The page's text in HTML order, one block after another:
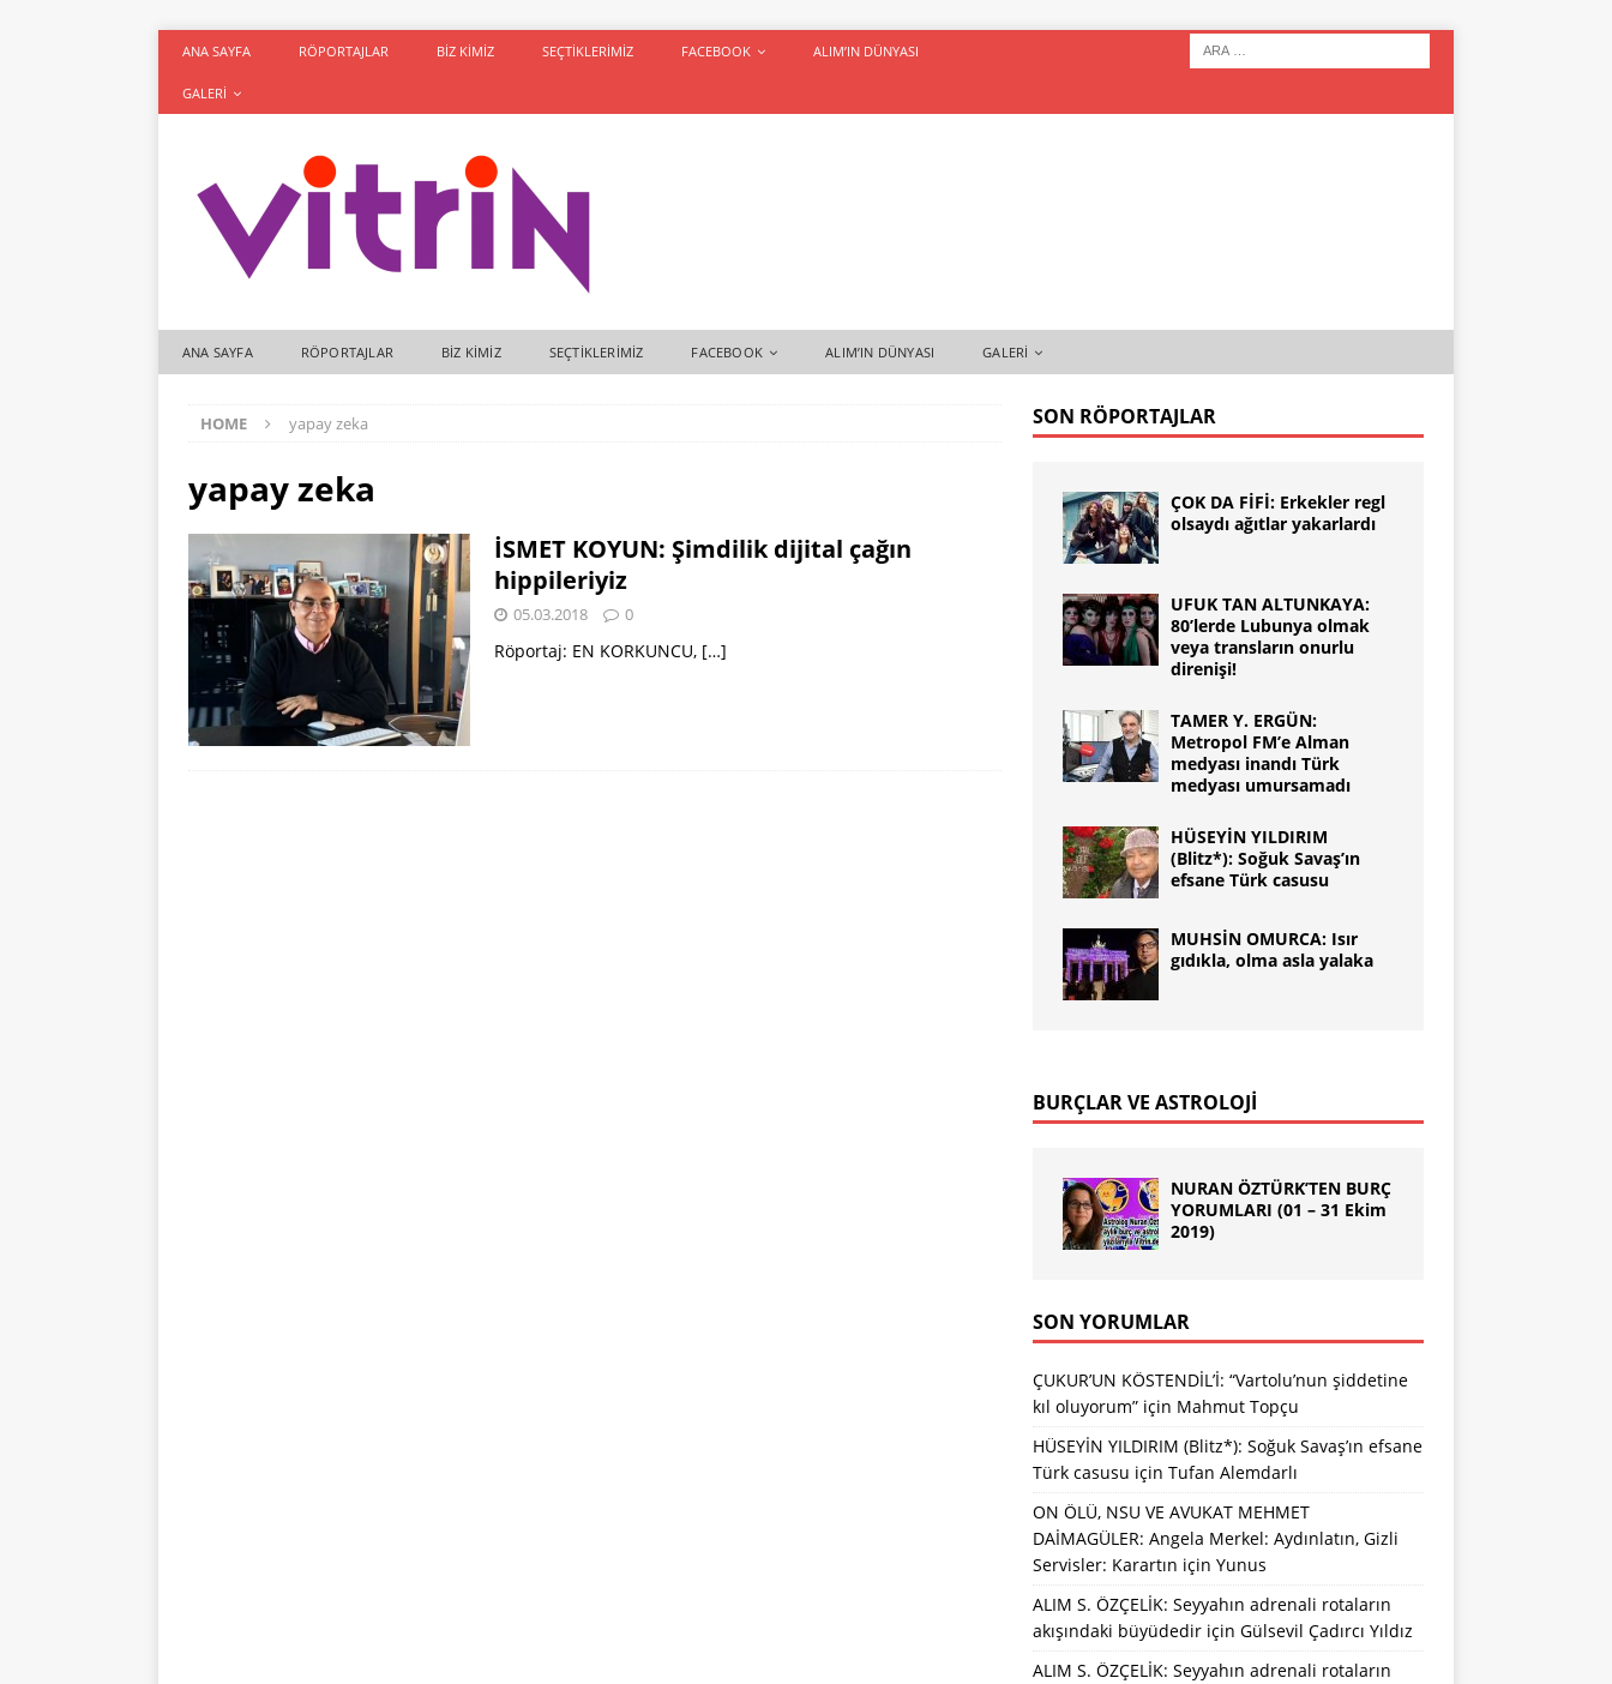
ANA SAYFA RÖPORTAJLAR BIZ KIMIZ SEÇTIKLERIMIZ FACEBOOK ALIM’IN DÜNYASI
GALERI
ANA SAYFA RÖPORTAJLAR BIZ KIMIZ SEÇTIKLERIMIZ FACEBOOK ALIM’IN DÜNYASI GALERI
HOME yapay zeka
yapay zeka
İSMET KOYUN: Şimdilik dijital çağın
hippileriyiz
05.03.2018 0
Röportaj: EN KORKUNCU, […]
SON RÖPORTAJLAR
ÇOK DA FİFİ: Erkekler regl
olsaydı ağıtlar yakarlardı
UFUK TAN ALTUNKAYA:
80’lerde Lubunya olmak
veya transların onurlu
direnişi!
TAMER Y. ERGÜN:
Metropol FM’e Alman
medyası inandı Türk
medyası umursamadı
HÜSEYİN YILDIRIM
(Blitz*): Soğuk Savaş’ın
efsane Türk casusu
MUHSİN OMURCA: Isır
gıdıkla, olma asla yalaka
BURÇLAR VE ASTROLOJİ
NURAN ÖZTÜRK’TEN BURÇ
YORUMLARI (01 – 31 Ekim
2019)
SON YORUMLAR
ÇUKUR’UN KÖSTENDİL’İ: “Vartolu’nun şiddetine
kıl oluyorum”için Mahmut Topçu
HÜSEYİN YILDIRIM (Blitz*): Soğuk Savaş’ın efsane
Türk casusu için Tufan Alemdarlı
ON ÖLÜ, NSU VE AVUKAT MEHMET
DAİMAGÜLER: Angela Merkel: Aydınlatın, Gizli
Servisler: Karartın için Yunus
ALIM S. ÖZÇELİK: Seyyahın adrenali rotaların
akışındaki büyüdediriçin Gülsevil Çadırcı Yıldız
ALIM S. ÖZÇELİK: Seyyahın adrenali rotaların